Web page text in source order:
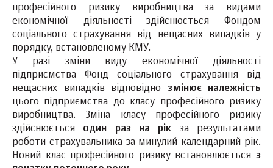
професійного ризику виробництва за видами
економічної діяльності здійснюється Фондом
соціального страхування від нещасних випадків у
порядку, встановленому КМУ.
У разі зміни виду економічної діяльності
підприємства Фонд соціального страхування від
нещасних випадків відповідно змінює належність
цього підприємства до класу професійного ризику
виробництва. Зміна класу професійного ризику
здійснюється один раз на рік за результатами
роботи страхувальника за минулий календарний рік.
Новий клас професійного ризику встановлюється з